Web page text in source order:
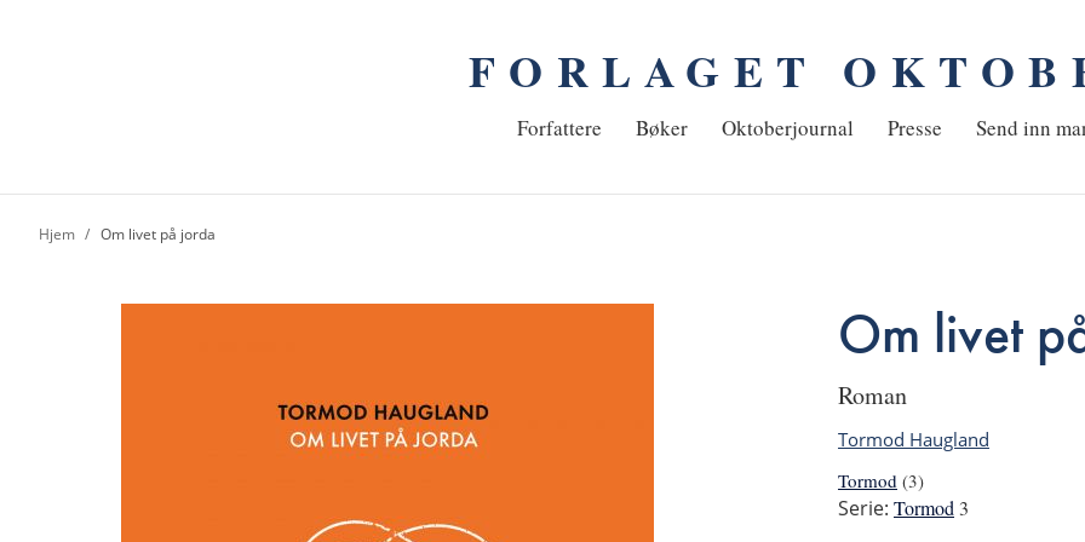
FORLAGET
Hjem
Forfattere Bøker Oktoberjournal Presse Send inn
Hjem Om livet på jorda
Om livet
roman
Tormod Haugland
Tormod (3)
Serie: Tormod 3